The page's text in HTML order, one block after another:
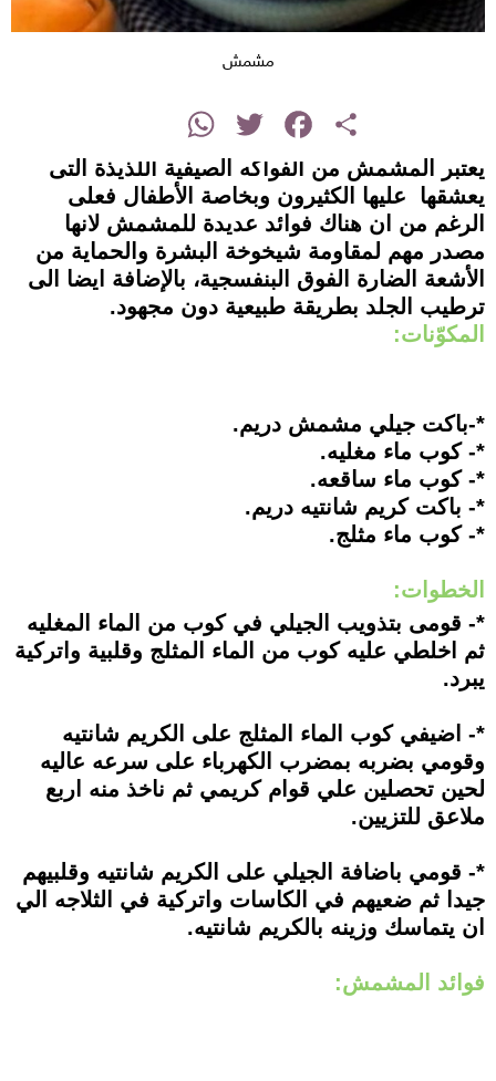
مشمش
Share
Facebook
Twitter
WhatsApp
يعتبر المشمش من الفواكه الصيفية اللذيذة التى
يعشقها عليها الكثيرون وبخاصة الأطفال فعلى
الرغم من ان هناك فوائد عديدة للمشمش لانها
مصدر مهم لمقاومة شيخوخة البشرة والحماية من
الأشعة الضارة الفوق البنفسجية، بالإضافة ايضا الى
ترطيب الجلد بطريقة طبيعية دون مجهود.
المكوّنات:
*-باكت جيلي مشمش دريم.
*- كوب ماء مغليه.
*- كوب ماء ساقعه.
*- باكت كريم شانتيه دريم.
*- كوب ماء مثلج.
الخطوات:
*- قومى بتذويب الجيلي في كوب من الماء المغليه
ثم اخلطي عليه كوب من الماء المثلج وقلبية واتركية
يبرد.
*- اضيفي كوب الماء المثلج على الكريم شانتيه
وقومي بضربه بمضرب الكهرباء على سرعه عاليه
لحين تحصلين علي قوام كريمي ثم ناخذ منه اربع
ملاعق للتزيين.
*- قومي باضافة الجيلي على الكريم شانتيه وقلبيهم
جيدا ثم ضعيهم في الكاسات واتركية في الثلاجه الي
ان يتماسك وزينه بالكريم شانتيه.
فوائد المشمش: